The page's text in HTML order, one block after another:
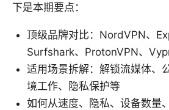
下是本期要点：
顶级品牌对比：NordVPN、
Surfshark、ProtonVPN、
适用场景拆解：解锁流媒体、
境工作、隐私保护等
如何从速度、隐私、设备数量